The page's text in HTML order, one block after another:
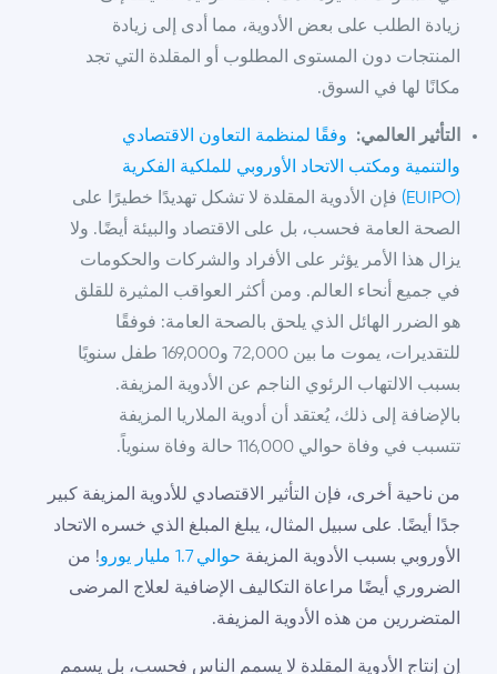
زيادة الطلب على بعض الأدوية، مما أدى إلى زيادة
المنتجات دون المستوى المطلوب أو المقلدة التي تجد
مكانًا لها في السوق.
التأثير العالمي:
وفقًا لمنظمة التعاون الاقتصادي
والتنمية ومكتب الاتحاد الأوروبي للملكية الفكرية
(EUIPO)
فإن الأدوية المقلدة لا تشكل تهديدًا خطيرًا على
الصحة العامة فحسب، بل على الاقتصاد والبيئة أيضًا. ولا
يزال هذا الأمر يؤثر على الأفراد والشركات والحكومات
في جميع أنحاء العالم. ومن أكثر العواقب المثيرة للقلق
هو الضرر الهائل الذي يلحق بالصحة العامة: فوفقًا
للتقديرات، يموت ما بين 72,000 و169,000 طفل سنويًا
بسبب الالتهاب الرئوي الناجم عن الأدوية المزيفة.
بالإضافة إلى ذلك، يُعتقد أن أدوية الملاريا المزيفة
تتسبب في وفاة حوالي 116,000 حالة وفاة سنوياً.
من ناحية أخرى، فإن التأثير الاقتصادي للأدوية المزيفة كبير
جدًا أيضًا. على سبيل المثال، يبلغ المبلغ الذي خسره الاتحاد
الأوروبي بسبب الأدوية المزيفة حوالي 1.7 مليار يورو
! من
الضروري أيضًا مراعاة التكاليف الإضافية لعلاج المرضى
المتضررين من هذه الأدوية المزيفة.
إن إنتاج الأدوية المقلدة لا يسمم الناس فحسب، بل يسمم